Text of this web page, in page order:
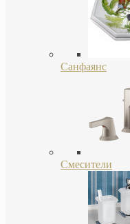
Санфаянс
Смесители